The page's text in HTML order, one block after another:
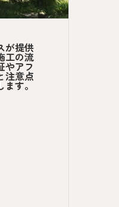
が提供
工の流
やアフ
注意点
ます。